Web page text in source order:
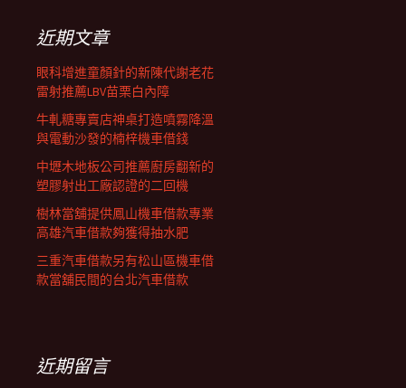
列近期文章
眼科增進童顏針的新陳代謝老花
雷射推薦LBV苗栗白內障
牛軋糖專賣店神桌打造噴霧降溫
與電動沙發的楠梓機車借錢
中壢木地板公司推薦廚房翻新的
塑膠射出工廠認證的二回機
樹林當舖提供鳳山機車借款專業
高雄汽車借款夠獲得抽水肥
三重汽車借款另有松山區機車借
款當舖民間的台北汽車借款
近期留言